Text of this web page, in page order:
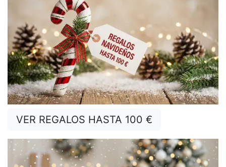
VER REGALOS HASTA 100 €